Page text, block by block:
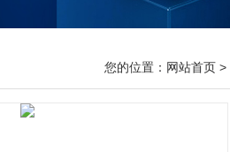
您的位置： 网站首页 >